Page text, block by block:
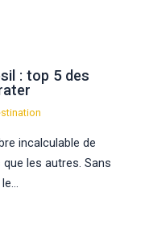
: top 5 des
incalculable de
les autres. Sans
le…